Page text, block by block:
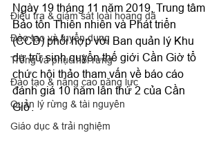
Điều tra & giám sát loài hoang dã
Đào tạo và tuyển dụng
Trồng và phục hồi rừng
Đào tạo & nâng cao năng lực
Quản lý rừng & tài nguyên
Giáo dục & trải nghiệm
Ngày 19 tháng 11 năm 2019, Trung tâm
Bảo tồn Thiên nhiên và Phát triển
(CCD) phối hợp với Ban quản lý Khu
dự trữ sinh quyển thế giới Cần Giờ tổ
chức hội thảo tham vấn về báo cáo
đánh giá 10 năm lần thứ 2 của Cần
Giờ.